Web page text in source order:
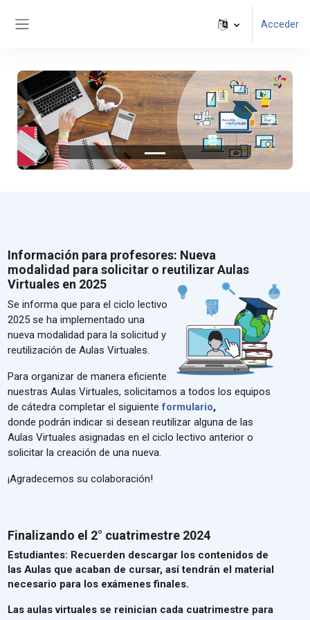
Acceder
Anterior
Información para profesores: Nueva
modalidad para solicitar o reutilizar Aulas
Virtuales en 2025
Se informa que para el ciclo lectivo
2025 se ha implementado una
nueva modalidad para la solicitud y
reutilización de Aulas Virtuales.
Para organizar de manera eficiente
nuestras Aulas Virtuales, solicitamos a todos los equipos
de cátedra completar el siguienteformulario,
dondepodrán indicar si desean reutilizar alguna de las
Aulas Virtuales asignadas en el ciclo lectivo anterior o
solicitar la creación de una nueva.
¡Agradecemos su colaboración!
Finalizando el 2° cuatrimestre 2024
Estudiantes: Recuerden descargar los contenidos de
las Aulas que acaban de cursar, así tendrán el material
necesario para los exámenes finales.
Las aulas virtuales se reinician cada cuatrimestre para